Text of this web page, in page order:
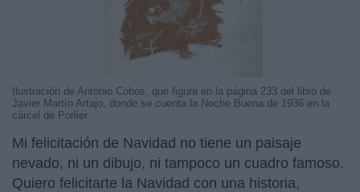
Ilustración de Antonio Cobos, que figura en la página 233 del libro de
Javier Martín Artajo, donde se cuenta la Noche Buena de 1936 en la
cárcel de Porlier
Mi felicitación de Navidad no tiene un paisaje
nevado, ni un dibujo, ni tampoco un cuadro famoso.
Quiero felicitarte la Navidad con una historia,